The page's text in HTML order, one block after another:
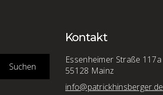
Kontakt
Essenheimer Straße 117a
55128 Mainz
info@patrickhinsberger.de